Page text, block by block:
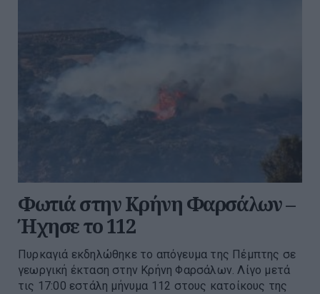
Φωτιά στην Κρήνη Φαρσάλων –
Ήχησε το 112
Πυρκαγιά εκδηλώθηκε το απόγευμα της Πέμπτης σε
γεωργική έκταση στην Κρήνη Φαρσάλων. Λίγο μετά
τις 17:00 εστάλη μήνυμα 112 στους κατοίκους της